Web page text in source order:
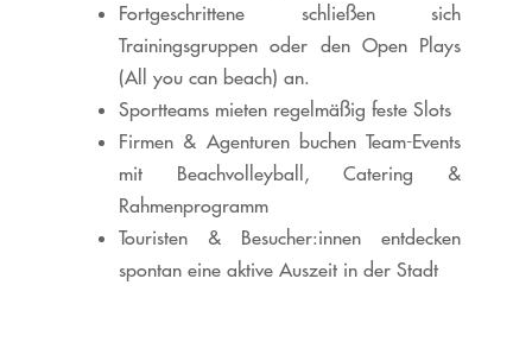
Fortgeschrittene schließen sich
Trainingsgruppen oder den Open Plays
(All you can beach) an.
Sportteams mieten regelmäßig feste Slots
Firmen & Agenturen buchen Team-Events
mit Beachvolleyball, Catering &
Rahmenprogramm
Touristen & Besucher:innen entdecken
spontan eine aktive Auszeit in der Stadt